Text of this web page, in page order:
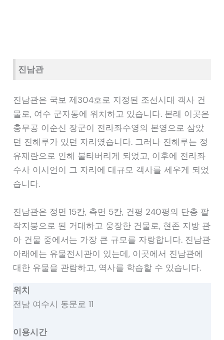
진남관
진남관은 국보 제304호로 지정된 조선시대 객사 건
물로, 여수 군자동에 위치하고 있습니다. 본래 이곳은
충무공 이순신 장군이 전라좌수영의 본영으로 삼았
던 진해루가 있던 자리였습니다. 그러나 진해루는 정
유재란으로 인해 불타버리게 되었고, 이후에 전라좌
수사 이시언이 그 자리에 대규모 객사를 세우게 되었
습니다.
진남관은 정면 15칸, 측면 5칸, 건평 240평의 단층 팔
작지붕으로 된 거대하고 웅장한 건물로, 현존 지방 관
아 건물 중에서는 가장 큰 규모를 자랑합니다. 진남관
아래에는 유물전시관이 있는데, 이곳에서 진남관에
대한 유물을 관람하고, 역사를 학습할 수 있습니다.
위치
전남 여수시 동문로 11
이용시간